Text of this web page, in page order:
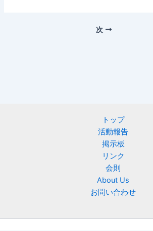
次
トップ
活動報告
掲示板
リンク
会則
About Us
お問い合わせ